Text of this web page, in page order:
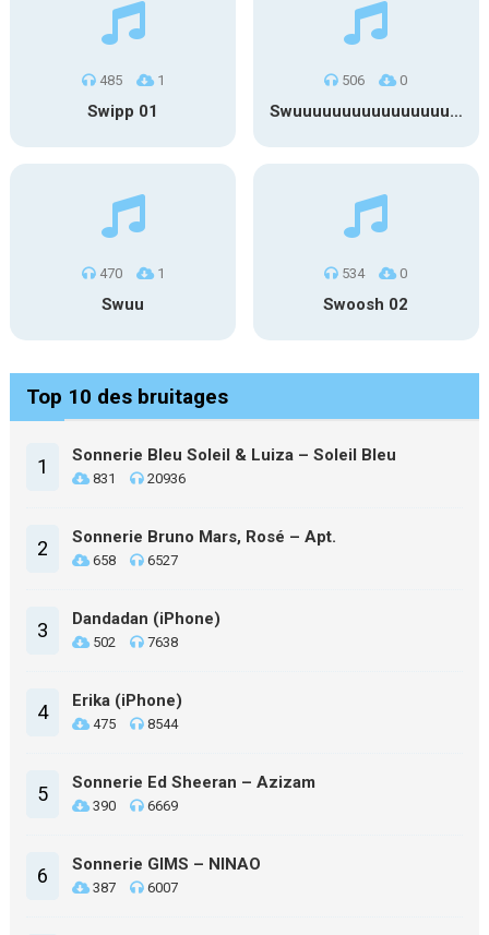
485 1
Swipp 01
506 0
Swuuuuuuuuuuuuuuuuuuuuuu
470 1
Swuu
534 0
Swoosh 02
Top 10 des bruitages
1 Sonnerie Bleu Soleil & Luiza – Soleil Bleu
831 20936
2 Sonnerie Bruno Mars, Rosé – Apt.
658 6527
3 Dandadan (iPhone)
502 7638
4 Erika (iPhone)
475 8544
5 Sonnerie Ed Sheeran – Azizam
390 6669
6 Sonnerie GIMS – NINAO
387 6007